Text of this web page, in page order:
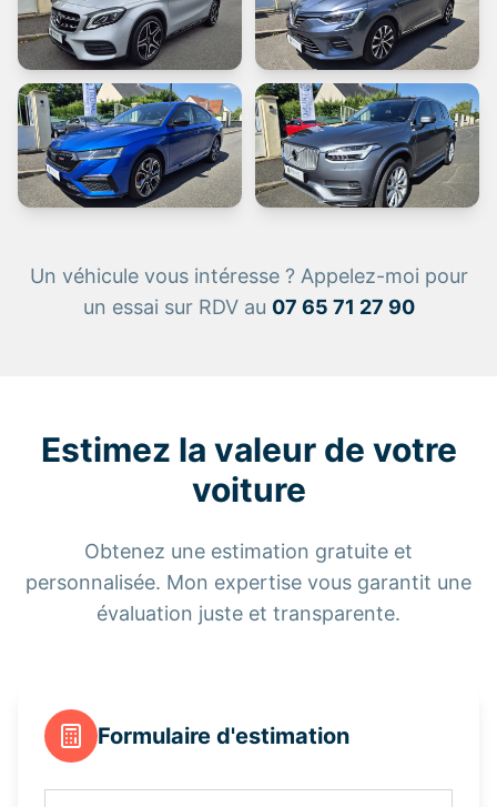
Un véhicule vous intéresse ? Appelez-moi pour
un essai sur RDV au 07 65 71 27 90
Estimez la valeur de votre
voiture
Obtenez une estimation gratuite et
personnalisée. Mon expertise vous garantit une
évaluation juste et transparente.
Formulaire d'estimation